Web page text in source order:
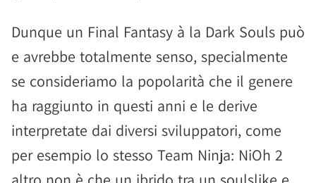
Dunque un Final Fantasy à la Dark Souls può
e avrebbe totalmente senso, specialmente
se consideriamo la popolarità che il genere
ha raggiunto in questi anni e le derive
interpretate dai diversi sviluppatori, come
per esempio lo stesso Team Ninja: NiOh 2